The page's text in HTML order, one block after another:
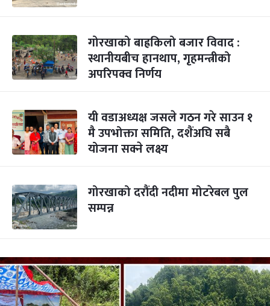
गोरखाको बाह्रकिलो बजार विवाद :
स्थानीयबीच हानथाप, गृहमन्त्रीको
अपरिपक्व निर्णय
यी वडाअध्यक्ष जसले गठन गरे साउन १
मै उपभोक्ता समिति, दशैंअघि सबै
योजना सक्ने लक्ष्य
गोरखाको दरौंदी नदीमा मोटरेबल पुल
सम्पन्न